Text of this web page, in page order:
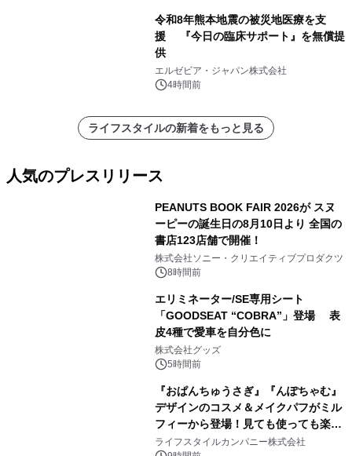
令和8年熊本地震の被災地医療を支
援 『今日の臨床サポート』を無償提
供
エルゼビア・ジャパン株式会社
4時間前
ライフスタイルの新着をもっと見る
人気のプレスリリース
PEANUTS BOOK FAIR 2026が スヌ
ーピーの誕生日の8月10日より 全国の
書店123店舗で開催！
株式会社ソニー・クリエイティブプロダクツ
8時間前
エリミネーター/SE専用シート
「GOODSEAT “COBRA”」登場 表
皮4種で愛車を自分色に
株式会社グッズ
5時間前
『おぱんちゅうさぎ』『んぽちゃむ』
デザインのコスメ＆メイクパフがミル
フィーから登場！見ても使っても楽し
い、ポップでキュートなコレクショ
ライフスタイルカンパニー株式会社